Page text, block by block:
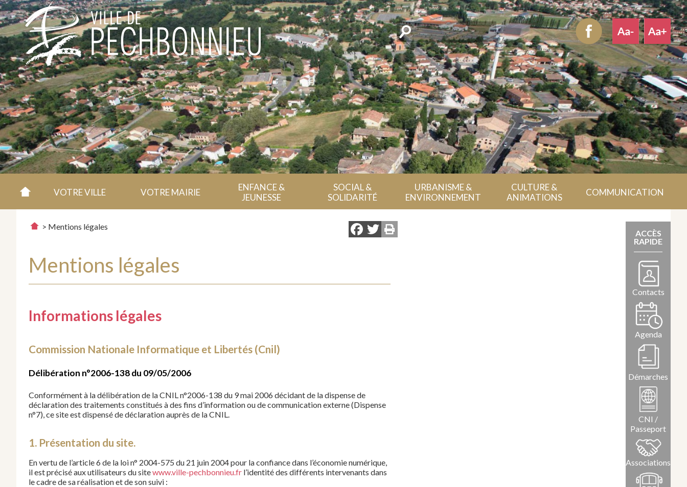
Rechercher
VOTRE VILLE VOTRE MAIRIE
ENFANCE &
JEUNESSE
SOCIAL &
SOLIDARITÉ
URBANISME &
ENVIRONNEMENT
CULTURE &
ANIMATIONS
COMMUNICATION
> Mentions légales Facebook
Twitter
Mentions légales
Informations légales
Commission Nationale Informatique et Libertés (Cnil)
Délibération n°2006-138 du 09/05/2006
Conformément à la délibération de la CNIL n°2006-138 du 9 mai 2006 décidant de la dispense de
déclaration des traitements constitués à des fins d’information ou de communication externe (Dispense
n°7), ce site est dispensé de déclaration auprès de la CNIL.
1. Présentation du site.
En vertu de l’article 6 de la loi n° 2004-575 du 21 juin 2004 pour la confiance dans l’économie numérique,
il est précisé aux utilisateurs du sitewww.ville-pechbonnieu.fr l’identité des différents intervenants dans
le cadre de sa réalisation et de son suivi :
ACCÈS
RAPIDE
Contacts
Agenda
Démarches
CNI /
Passeport
Associations